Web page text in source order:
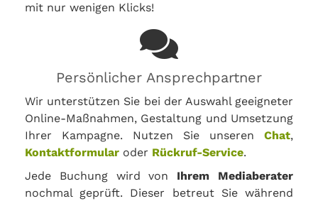
mit nur wenigen Klicks!
Persönlicher Ansprechpartner
Wir unterstützen Sie bei der Auswahl geeigneter
Online-Maßnahmen, Gestaltung und Umsetzung
Ihrer Kampagne. Nutzen Sie unseren Chat,
Kontaktformular oder Rückruf-Service.
Jede Buchung wird von Ihrem Mediaberater
nochmal geprüft. Dieser betreut Sie während